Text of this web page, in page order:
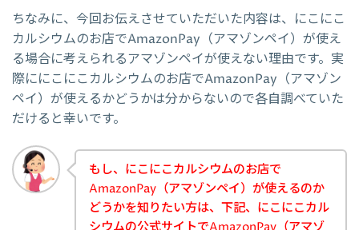
ちなみに、今回お伝えさせていただいた内容は、にこにこ
カルシウムのお店でAmazonPay（アマゾンペイ）が使え
る場合に考えられるアマゾンペイが使えない理由です。実
際ににこにこカルシウムのお店でAmazonPay（アマゾン
ペイ）が使えるかどうかは分からないので各自調べていた
だけると幸いです。
もし、にこにこカルシウムのお店で
AmazonPay（アマゾンペイ）が使えるのか
どうかを知りたい方は、下記、にこにこカル